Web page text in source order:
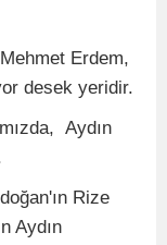
Erdem,
desek yeridir.
Aydın
Rize
Aydın